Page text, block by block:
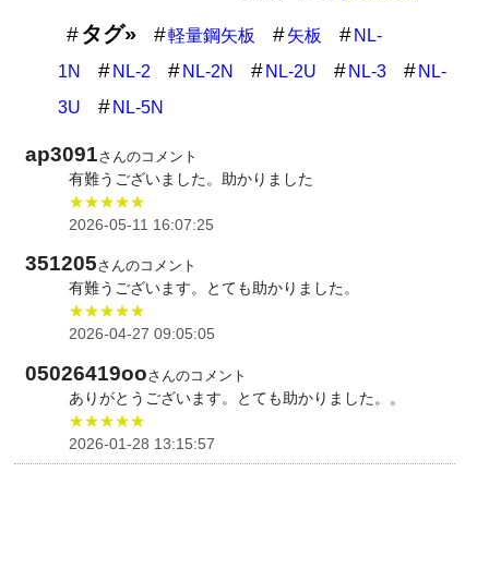
タグ» 軽量鋼矢板 矢板
NL-
1N
NL-2 NL-2N NL-2U NL-3
NL-
3U
NL-5N
ap3091さんのコメント
有難うございました。助かりました
★★★★★
2026-05-11 16:07:25
351205さんのコメント
有難うございます。とても助かりました。
★★★★★
2026-04-27 09:05:05
05026419ooさんのコメント
ありがとうございます。とても助かりました。。
★★★★★
2026-01-28 13:15:57